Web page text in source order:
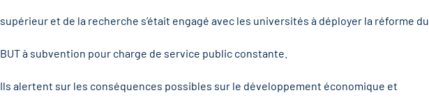
supérieur et de la recherche s’était engagé avec les universités à déployer la réforme du
BUT à subvention pour charge de service public constante.
Ils alertent sur les conséquences possibles sur le développement économique et